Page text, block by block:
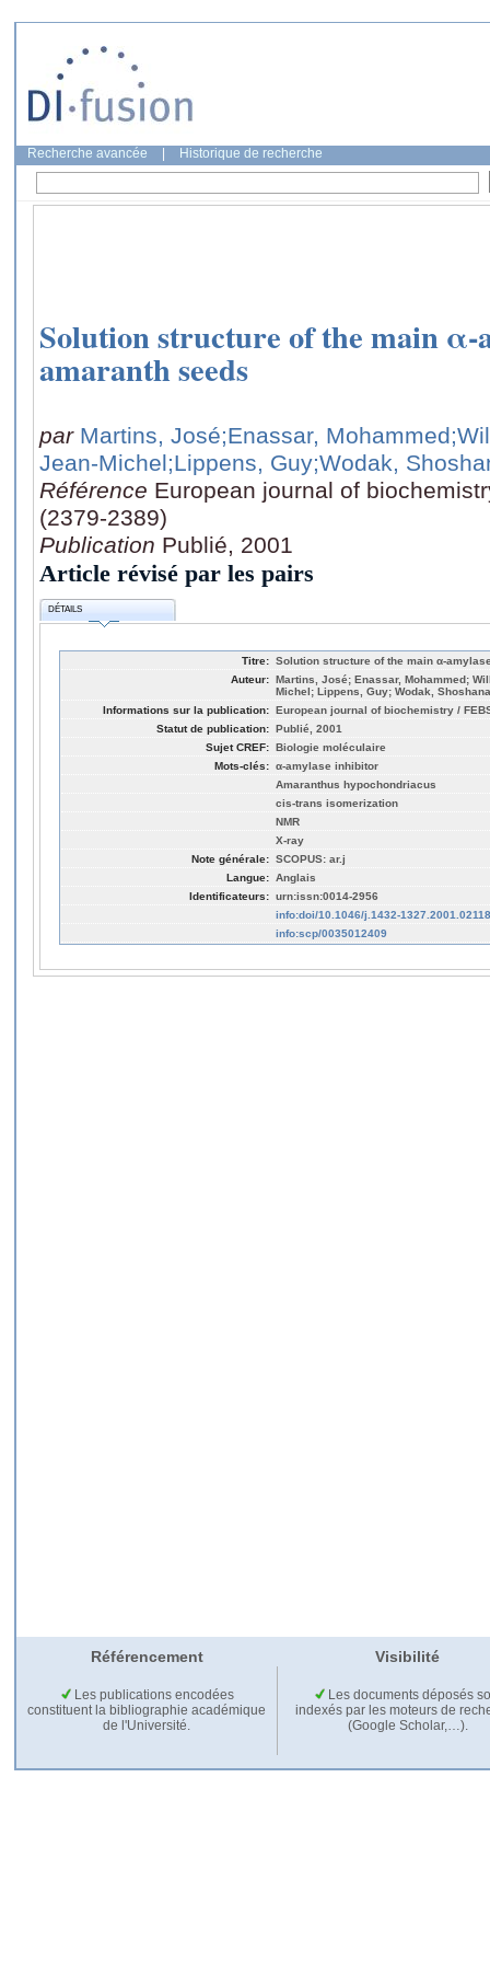
Recherche avancée Historique de recherche
Solution structure of the main
amaranth seeds
par Martins, José;Enassar, Mohammed
Jean-Michel;Lippens, Guy;Wodak,
Référence European journal of
(2379-2389)
Publication Publié, 2001
Article révisé par les pairs
DÉTAILS
Titre: Solution structure of the main α-
Auteur: Martins, José; Enassar, Mohammed;
Michel; Lippens, Guy; Wodak, Shoshana
Informations sur la publication: European journal of biochemistry /
Statut de publication: Publié, 2001
Sujet CREF: Biologie moléculaire
Mots-clés: α-amylase inhibitor
Amaranthus hypochondriacus
cis-trans isomerization
NMR
X-ray
Note générale: SCOPUS: ar.j
Langue: Anglais
Identificateurs: urn:issn:0014-2956
info:doi/10.1046/j.1432-
info:scp/0035012409
Référencement Visibilité
Les publications encodées
constituent la bibliographie académique
de l'Université.
Les documents déposés
indexés par les moteurs de
(Google Scholar,…).